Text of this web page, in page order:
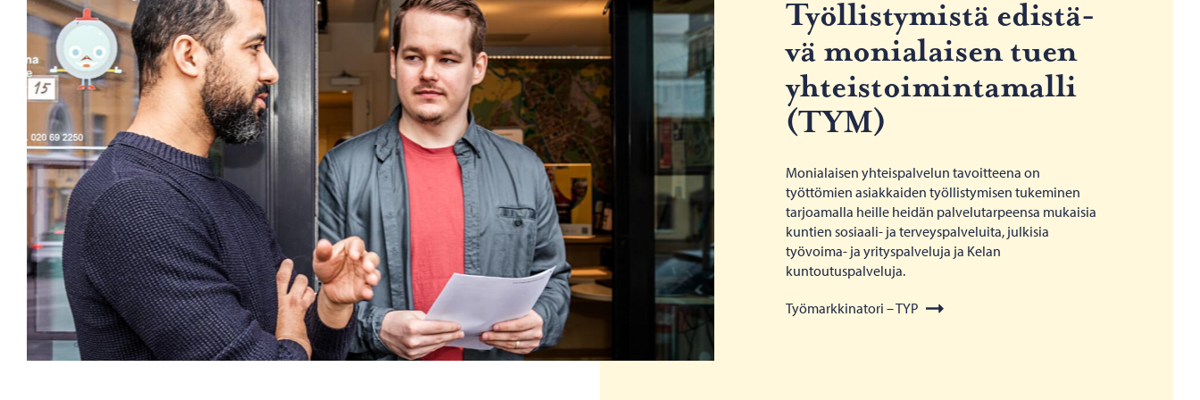
Työl­lis­ty­mis­tä edis­tä­
vä mo­nia­lai­sen tuen
yh­teis­toi­min­ta­mal­li
(TYM)
Monialaisen yhteispalvelun tavoitteena on
työttömien asiakkaiden työllistymisen tukeminen
tarjoamalla heille heidän palvelutarpeensa mukaisia
kuntien sosiaali- ja terveyspalveluita, julkisia
työvoima- ja yrityspalveluja ja Kelan
kuntoutuspalveluja.
Työmarkkinatori – TYP